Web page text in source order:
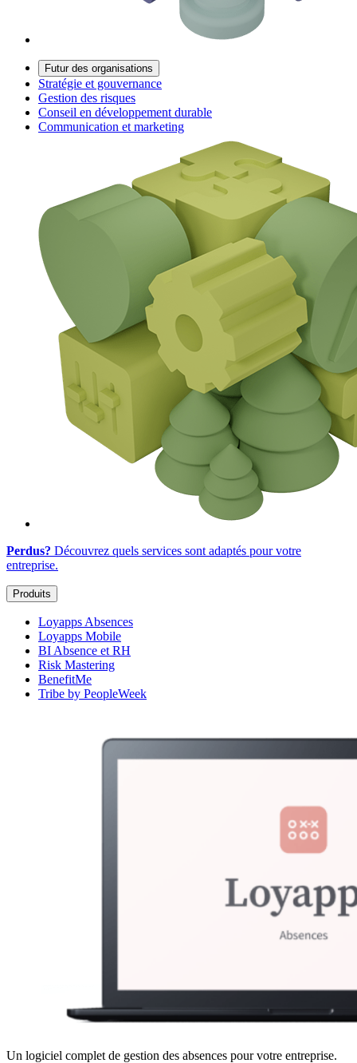
Futur des organisations
Stratégie et gouvernance
Gestion des risques
Conseil en développement durable
Communication et marketing
Perdus? Découvrez quels services sont adaptés pour votre
entreprise.
Produits
Loyapps Absences
Loyapps Mobile
BI Absence et RH
Risk Mastering
BenefitMe
Tribe by PeopleWeek
Un logiciel complet de gestion des absences pour votre entreprise.